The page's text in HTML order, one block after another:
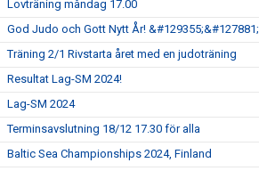
Lovträning måndag 17.00
God Judo och Gott Nytt År! &#129355;&#127881;
Träning 2/1 Rivstarta året med en judoträning
Resultat Lag-SM 2024!
Lag-SM 2024
Terminsavslutning 18/12 17.30 för alla
Baltic Sea Championships 2024, Finland